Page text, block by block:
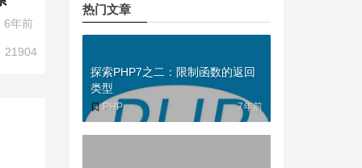
6年前
21904
热门文章
探索PHP7之二：限制函数的返回
类型
PHP 7年前